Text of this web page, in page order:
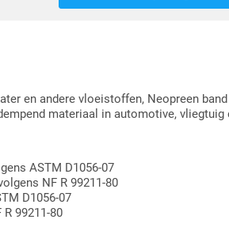
en andere vloeistoffen, Neopreen
materiaal in automotive,
ASTM D1056-07
NF R 99211-80
D1056-07
99211-80